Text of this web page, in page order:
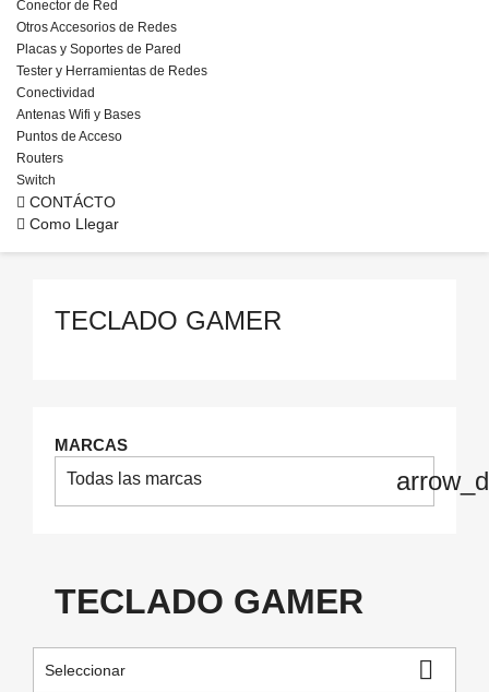
Conector de Red
Otros Accesorios de Redes
Placas y Soportes de Pared
Tester y Herramientas de Redes
Conectividad
Antenas Wifi y Bases
Puntos de Acceso
Routers
Switch
CONTÁCTO
Como Llegar
TECLADO GAMER
MARCAS
Todas las marcas
TECLADO GAMER
Seleccionar 